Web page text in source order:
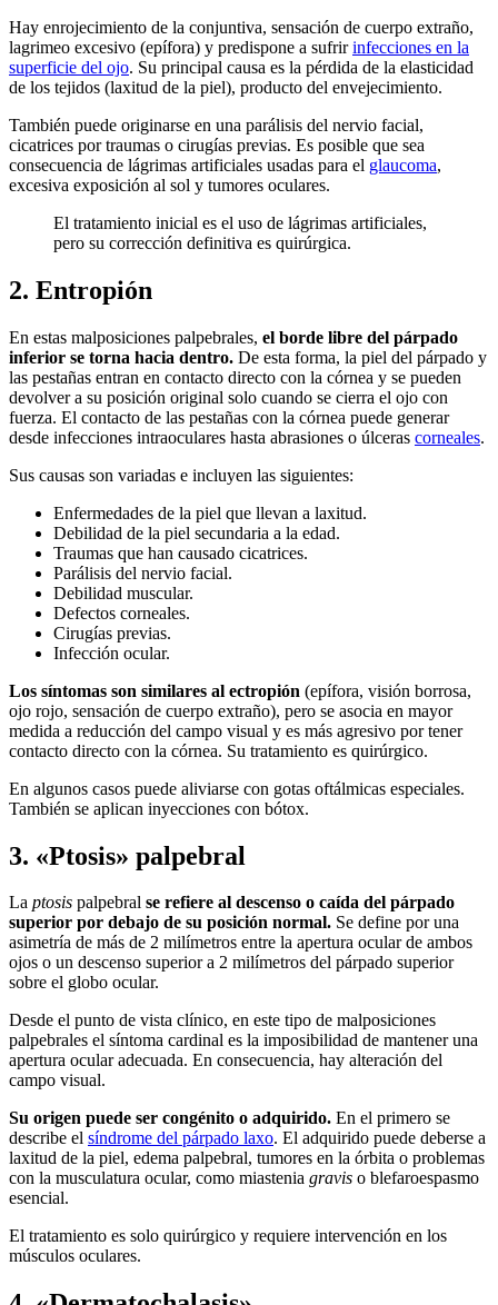
Hay enrojecimiento de la conjuntiva, sensación de cuerpo extraño,
lagrimeo excesivo (epífora) y predispone a sufririnfecciones en la
superficie del ojo. Su principal causa es la pérdida de la elasticidad
de los tejidos (laxitud de la piel), producto del envejecimiento.
También puede originarse en una parálisis del nervio facial,
cicatrices por traumas o cirugías previas. Es posible que sea
consecuencia de lágrimas artificiales usadas para el glaucoma,
excesiva exposición al sol y tumores oculares.
El tratamiento inicial es el uso de lágrimas artificiales,
pero su corrección definitiva es quirúrgica.
2. Entropión
En estas malposiciones palpebrales, el borde libre del párpado
inferior se torna hacia dentro. De esta forma, la piel del párpado y
las pestañas entran en contacto directo con la córnea y se pueden
devolver a su posición original solo cuando se cierra el ojo con
fuerza. El contacto de las pestañas con la córnea puede generar
desde infecciones intraoculares hasta abrasiones o úlceras corneales.
Sus causas son variadas e incluyen las siguientes:
Enfermedades de la piel que llevan a laxitud.
Debilidad de la piel secundaria a la edad.
Traumas que han causado cicatrices.
Parálisis del nervio facial.
Debilidad muscular.
Defectos corneales.
Cirugías previas.
Infección ocular.
Los síntomas son similares al ectropión (epífora, visión borrosa,
ojo rojo, sensación de cuerpo extraño), pero se asocia en mayor
medida a reducción del campo visual y es más agresivo por tener
contacto directo con la córnea. Su tratamiento es quirúrgico.
En algunos casos puede aliviarse con gotas oftálmicas especiales.
También se aplican inyecciones con bótox.
3. «Ptosis» palpebral
La ptosis palpebral se refiere al descenso o caída del párpado
superior por debajo de su posición normal. Se define por una
asimetría de más de 2 milímetros entre la apertura ocular de ambos
ojos o un descenso superior a 2 milímetros del párpado superior
sobre el globo ocular.
Desde el punto de vista clínico, en este tipo de malposiciones
palpebrales el síntoma cardinal es la imposibilidad de mantener una
apertura ocular adecuada. En consecuencia, hay alteración del
campo visual.
Su origen puede ser congénito o adquirido. En el primero se
describe el síndrome del párpado laxo. El adquirido puede deberse a
laxitud de la piel, edema palpebral, tumores en la órbita o problemas
con la musculatura ocular, como miastenia gravis o blefaroespasmo
esencial.
El tratamiento es solo quirúrgico y requiere intervención en los
músculos oculares.